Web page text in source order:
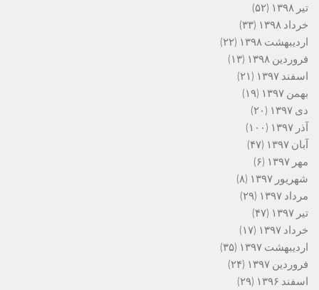
تیر ۱۳۹۸
(۵۲)
خرداد ۱۳۹۸
(۳۳)
اردیبهشت ۱۳۹۸
(۲۲)
فروردین ۱۳۹۸
(۱۳)
اسفند ۱۳۹۷
(۲۱)
بهمن ۱۳۹۷
(۱۹)
دی ۱۳۹۷
(۲۰)
آذر ۱۳۹۷
(۱۰۰)
آبان ۱۳۹۷
(۴۷)
مهر ۱۳۹۷
(۶)
شهریور ۱۳۹۷
(۸)
مرداد ۱۳۹۷
(۲۹)
تیر ۱۳۹۷
(۴۷)
خرداد ۱۳۹۷
(۱۷)
اردیبهشت ۱۳۹۷
(۳۵)
فروردین ۱۳۹۷
(۲۴)
اسفند ۱۳۹۶
(۲۹)